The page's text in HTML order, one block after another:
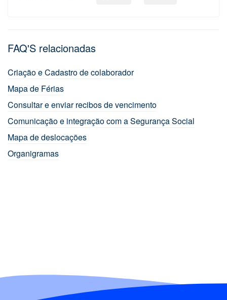
FAQ'S relacionadas
Criação e Cadastro de colaborador
Mapa de Férias
Consultar e enviar recibos de vencimento
Comunicação e integração com a Segurança Social
Mapa de deslocações
Organigramas